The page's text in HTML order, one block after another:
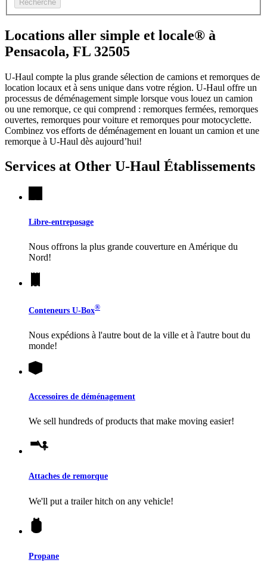
Recherche
Locations aller simple et locale® à
Pensacola, FL 32505
U-Haul compte la plus grande sélection de camions et remorques de
location locaux et à sens unique dans votre région. U-Haul offre un
processus de déménagement simple lorsque vous louez un camion
ou une remorque, ce qui comprend : remorques fermées, remorques
ouvertes, remorques pour voiture et remorques pour motocyclette.
Combinez vos efforts de déménagement en louant un camion et une
remorque à U-Haul dès aujourd’hui!
Services at Other U-Haul Établissements
Libre-entreposage
Nous offrons la plus grande couverture en Amérique du
Nord!
Conteneurs U-Box®
Nous expédions à l'autre bout de la ville et à l'autre bout du
monde!
Accessoires de déménagement
We sell hundreds of products that make moving easier!
Attaches de remorque
We'll put a trailer hitch on any vehicle!
Propane